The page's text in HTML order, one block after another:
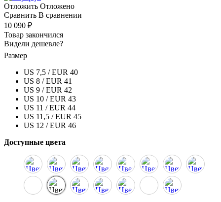
Отложить Отложено
Сравнить В сравнении
10 090 ₽
Товар закончился
Видели дешевле?
Размер
US 7,5 / EUR 40
US 8 / EUR 41
US 9 / EUR 42
US 10 / EUR 43
US 11 / EUR 44
US 11,5 / EUR 45
US 12 / EUR 46
Доступные цвета